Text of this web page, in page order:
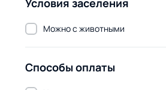
Условия заселения
Можно с животными
Способы оплаты